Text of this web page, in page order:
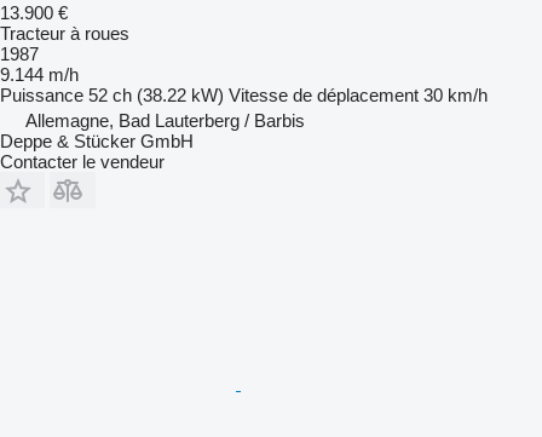
13.900 €
Tracteur à roues
1987
9.144 m/h
Puissance 52 ch (38.22 kW) Vitesse de déplacement 30 km/h
Allemagne, Bad Lauterberg / Barbis
Deppe & Stücker GmbH
Contacter le vendeur